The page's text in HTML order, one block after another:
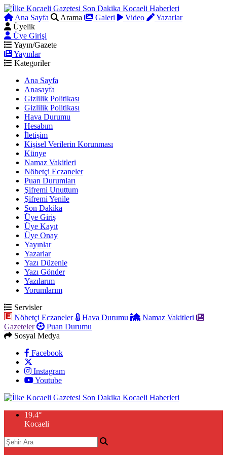
Ana Sayfa Arama Galeri Video
Yazarlar
Üyelik
Üye Girişi
Yayın/Gazete
Yayınlar
Kategoriler
Ana Sayfa
Anasayfa
Gizlilik Politikası
Gizlilik Politikası
Hava Durumu
Hesabım
İletişim
Kişisel Verilerin Korunması
Künye
Namaz Vakitleri
Nöbetçi Eczaneler
Puan Durumları
Şifremi Unuttum
Şifremi Yenile
Son Dakika
Üye Giriş
Üye Kayıt
Üye Onay
Yayınlar
Yazarlar
Yazı Düzenle
Yazı Gönder
Yazılarım
Yorumlarım
Servisler
Nöbetçi Eczaneler
Hava Durumu
Namaz Vakitleri
Gazeteler
Puan Durumu
Sosyal Medya
Facebook
Instagram
Youtube
19.4°
Kocaeli